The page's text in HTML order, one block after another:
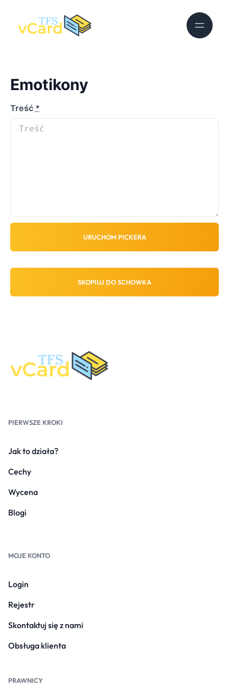
Emotikony
Treść *
URUCHOM PICKERA
SKOPIUJ DO SCHOWKA
PIERWSZE KROKI
Jak to działa?
Cechy
Wycena
Blogi
MOJE KONTO
Login
Rejestr
Skontaktuj się z nami
Obsługa klienta
PRAWNICY